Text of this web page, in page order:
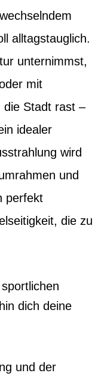
alltagstauglich.
unternimmst,
mit
die Stadt rast –
idealer
wird
und
perfekt
die zu
dich deine
und der